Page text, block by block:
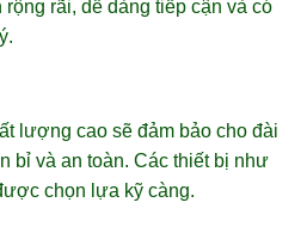
rãi, dễ dàng tiếp cận và có
lượng cao sẽ đảm bảo cho đài
bỉ và an toàn. Các thiết bị như
chọn lựa kỹ càng.